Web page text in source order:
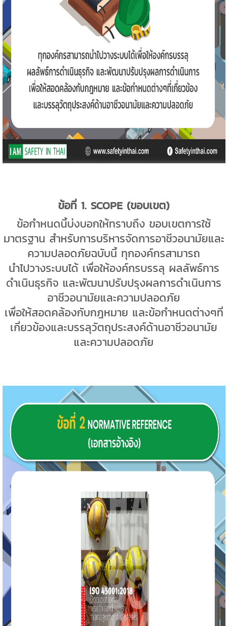
ข้อที่ 1. SCOPE (ขอบเขต)
ข้อกำหนดนี้บ่งบอกให้ทราบถึง ขอบเขตการใช้
มาตรฐาน สำหรับการบริหารจัดการอาชีวอนามัยและ
ความปลอดภัยฉบับนี้ ทุกองค์กรสามารถ
นำไปวางระบบได้ เพื่อให้องค์กรบรรลุ ผลลัพธ์การ
ดำเนินธุรกิจ และพัฒนาปรับปรุงผลการดำเนินการ
อาชีวอนามัยและความปลอดภัย
เพื่อให้สอดคล้องกับกฎหมาย และข้อกำหนดต่างๆที่
เกี่ยวข้องและบรรลุวัตถุประสงค์ด้านอาชีวอนามัย
และความปลอดภัย